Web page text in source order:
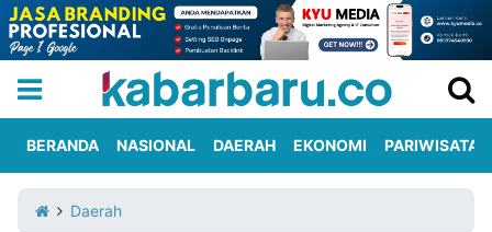
Iklan
Berita
Kami
BERANDA NASIONAL DAERAH EKONOMI PARIWISATA
Daerah